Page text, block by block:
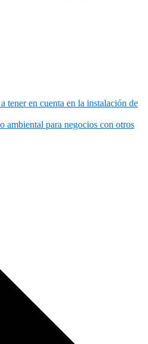
tener en cuenta en la instalación de
ambiental para negocios con otros